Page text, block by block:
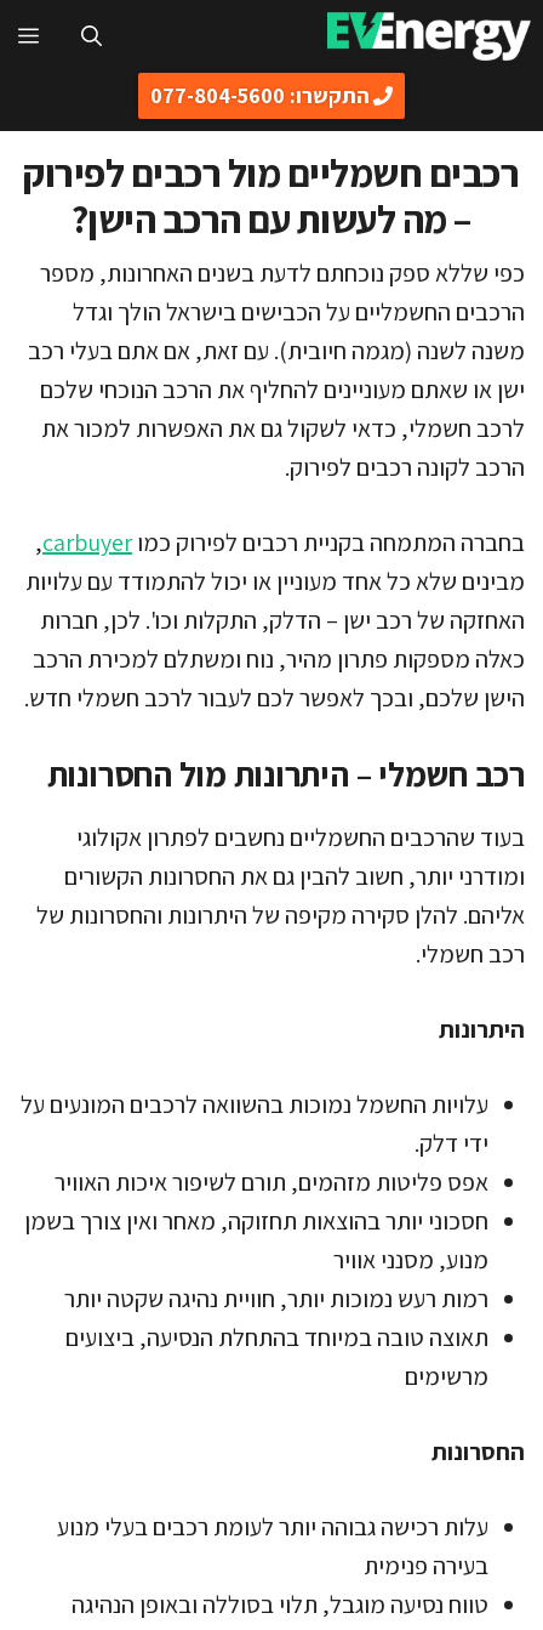
לדלג
לתוכן
התקשרו: 077-804-5600
רכבים חשמליים מול רכבים לפירוק
– מה לעשות עם הרכב הישן?
כפי שללא ספק נוכחתם לדעת בשנים האחרונות, מספר
הרכבים החשמליים על הכבישים בישראל הולך וגדל
משנה לשנה (מגמה חיובית). עם זאת, אם אתם בעלי רכב
ישן או שאתם מעוניינים להחליף את הרכב הנוכחי שלכם
לרכב חשמלי, כדאי לשקול גם את האפשרות למכור את
הרכב לקונה רכבים לפירוק.
בחברה המתמחה בקניית רכבים לפירוק כמוcarbuyer
,
מבינים שלא כל אחד מעוניין או יכול להתמודד עם עלויות
האחזקה של רכב ישן – הדלק, התקלות וכו'. לכן, חברות
כאלה מספקות פתרון מהיר, נוח ומשתלם למכירת הרכב
הישן שלכם, ובכך לאפשר לכם לעבור לרכב חשמלי חדש.
רכב חשמלי – היתרונות מול החסרונות
בעוד שהרכבים החשמליים נחשבים לפתרון אקולוגי
ומודרני יותר, חשוב להבין גם את החסרונות הקשורים
אליהם. להלן סקירה מקיפה של היתרונות והחסרונות של
רכב חשמלי.
היתרונות
עלויות החשמל נמוכות בהשוואה לרכבים המונעים על
ידי דלק.
אפס פליטות מזהמים, תורם לשיפור איכות האוויר
חסכוני יותר בהוצאות תחזוקה, מאחר ואין צורך בשמן
מנוע, מסנני אוויר
רמות רעש נמוכות יותר, חוויית נהיגה שקטה יותר
תאוצה טובה במיוחד בהתחלת הנסיעה, ביצועים
מרשימים
החסרונות
עלות רכישה גבוהה יותר לעומת רכבים בעלי מנוע
בעירה פנימית
טווח נסיעה מוגבל, תלוי בסוללה ובאופן הנהיגה